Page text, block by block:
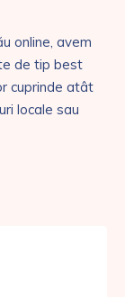
online, avem
de tip best
cuprinde atât
locale sau